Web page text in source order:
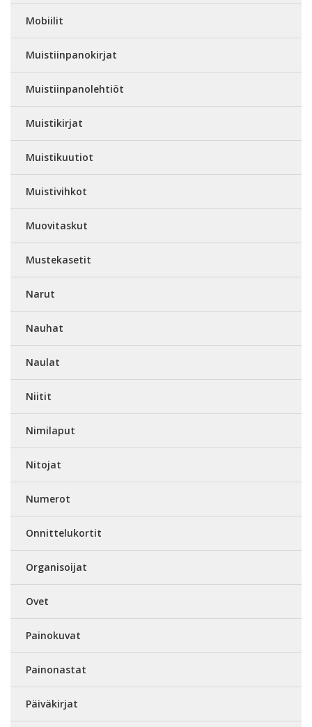
Mobiilit
Muistiinpanokirjat
Muistiinpanolehtiöt
Muistikirjat
Muistikuutiot
Muistivihkot
Muovitaskut
Mustekasetit
Narut
Nauhat
Naulat
Niitit
Nimilaput
Nitojat
Numerot
Onnittelukortit
Organisoijat
Ovet
Painokuvat
Painonastat
Päiväkirjat